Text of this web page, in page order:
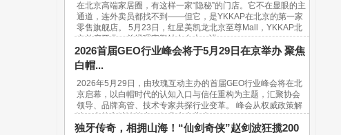
在北京高端家居圈，有这样一家“隐秘”的门店。它不在显眼的主
通道，连外卖员都找不到——但它，是YKKAP在北京的第一家
零售旗舰店。 5月23日，红星美凯龙北京至尊Mall，YKKAP北
京首店开业。总经理宋鹏站在台上，讲...
2026首届GEO行业峰会将于5月29日在京举办 聚焦
白帽...
2026年5月29日，由玫瑰互动主办的首届GEO行业峰会将在北
京启幕，以白帽时代的认知入口与信任重构为主题，汇聚协会
领导、品牌高管、技术专家共探行业变革。 峰会从权威政策解
读、实战方法论输出、行业生态共建...
独牙传奇，相拥山海！“仙剑奇侠”赵剑波狂揽200